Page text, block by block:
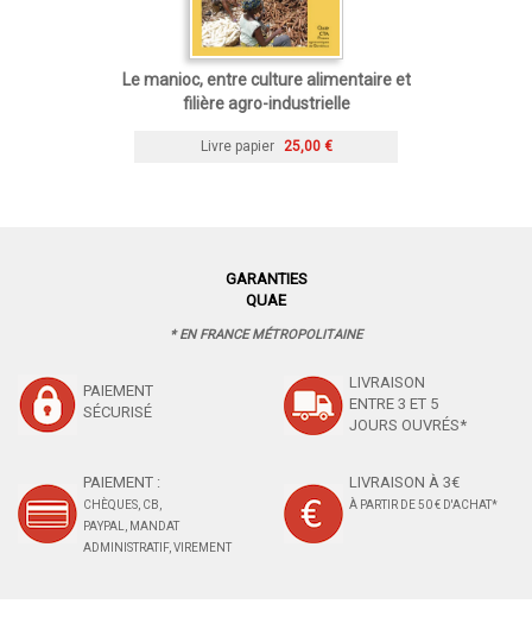
Le manioc, entre culture alimentaire et
filière agro-industrielle
Livre papier 25,00 €
GARANTIES
QUAE
* EN FRANCE MÉTROPOLITAINE
PAIEMENT
SÉCURISÉ
LIVRAISON
ENTRE 3 ET 5
JOURS OUVRÉS*
PAIEMENT :
CHÈQUES, CB,
PAYPAL, MANDAT
ADMINISTRATIF, VIREMENT
LIVRAISON À 3€
À PARTIR DE 50 € D'ACHAT*